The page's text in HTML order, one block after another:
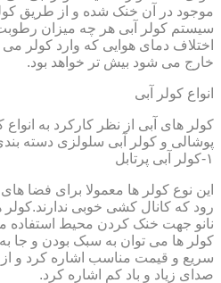
موجود در آن خنک شده و از طریق
سیستم کولر آبی هر چه میزان
اختلاف دمای هوایی که وارد کولر
خارج می شود بیش تر خواهد بود.
انواع کولر آبی
کولر های آبی از نظر کارکرد به انواع
پوشالی و کولر آبی سلولزی دسته
۱-کولر آبی پرتابل
رود که کانال کشی خوبی ندارند.کولر
نانو جهت خنک کردن محیط استفاده
کولر ها می توان به سبک بودن و جا
سریع و قیمت مناسب اشاره کرد و از
صدای زیاد و باد کم اشاره کرد.